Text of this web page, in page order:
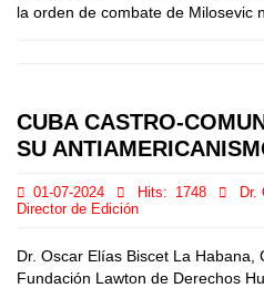
la orden de combate de Milosevic
CUBA CASTRO-
SU
01-07-2024 Hits: 1748
Dr.
Director de Edición
Dr. Oscar Elías Biscet La Habana,
Fundación Lawton de Derechos